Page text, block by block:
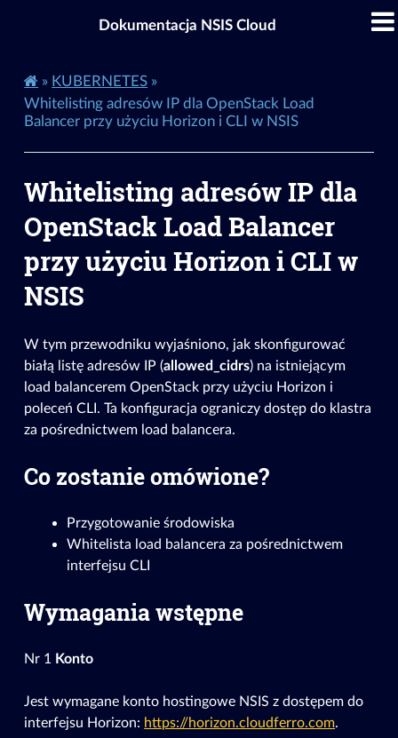
Dokumentacja NSIS Cloud
» KUBERNETES »
Whitelisting adresów IP dla OpenStack Load
Balancer przy użyciu Horizon i CLI w NSIS
Whitelisting adresów IP dla
OpenStack Load Balancer
przy użyciu Horizon i CLI w
NSIS
W tym przewodniku wyjaśniono, jak skonfigurować
białą listę adresów IP (allowed_cidrs) na istniejącym
load balancerem OpenStack przy użyciu Horizon i
poleceń CLI. Ta konfiguracja ograniczy dostęp do klastra
za pośrednictwem load balancera.
Co zostanie omówione?
Przygotowanie środowiska
Whitelista load balancera za pośrednictwem
interfejsu CLI
Wymagania wstępne
Nr 1 Konto
Jest wymagane konto hostingowe NSIS z dostępem do
interfejsu Horizon: https://horizon.cloudferro.com.